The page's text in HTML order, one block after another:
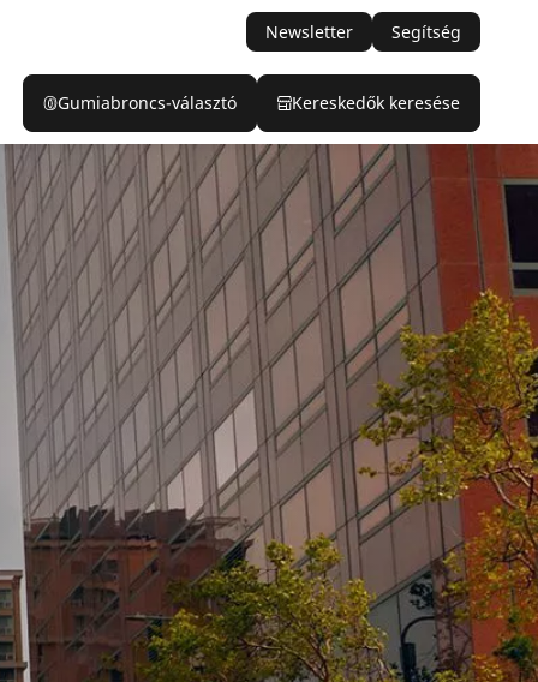
Newsletter Segítség
Gumiabroncs-választó Kereskedők keresése